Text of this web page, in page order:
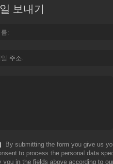
보내기
주소
By submitting the form you give us
to process the personal data
you in the fields above according to